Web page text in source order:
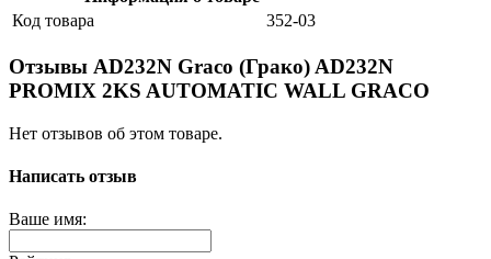
Код товара
352-03
Отзывы AD232N Graco (Грако) AD232N
PROMIX 2KS AUTOMATIC WALL GRACO
Нет отзывов об этом товаре.
Написать отзыв
Ваше имя: